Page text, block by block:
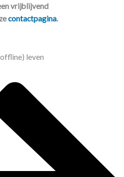
vrijblijvend
contactpagina.
leven